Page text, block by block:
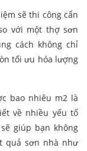
sẽ thi công cẩn
với một thợ sơn
cách không chỉ
tối ưu hóa lượng
bao nhiêu m2 là
về nhiều yếu tố
giúp bạn không
quả sơn nhà như